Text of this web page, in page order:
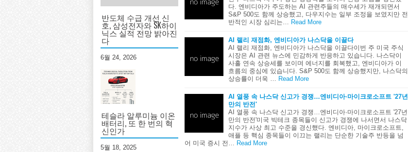
반도체 수급 개선 신
호, 삼성전자와 SK하이
닉스 실적 전망 밝아진
다
6월 24, 2026
테슬라 알루미늄 이온
배터리, 또 한 번의 혁
신인가
5월 18, 2025
다. 엔비디아가 주도하는 AI 관련주들의 매수세가 재개되면서
S&P 500도 함께 상승했고, 다우지수는 일부 조정을 보였지만 전
반적인 시장 심리는…
Read More
AI 랠리 재점화, 엔비디아가 나스닥을 이끌다
AI 랠리 재점화, 엔비디아가 나스닥을 이끌다이번 주 미국 주식
시장은 AI 관련 뉴스에 민감하게 반응하고 있습니다. 나스닥이
사흘 연속 상승세를 보이며 에너지를 회복했고, 엔비디아가 이
흐름의 중심에 있습니다. S&P 500도 함께 상승했지만, 나스닥의
상승률이 더욱 …
Read More
AI 열풍 속 나스닥 신고가 경쟁…엔비디아·마이크로소프트 '27년
만의 반전'
AI 열풍 속 나스닥 신고가 경쟁…엔비디아·마이크로소프트 '27년
만의 반전'미국 빅테크 종목들이 신고가 경쟁에 나서면서 나스닥
지수가 사상 최고 수준을 경신했다. 엔비디아, 마이크로소프트,
애플 등 핵심 종목들이 이끄는 랠리는 단순한 기술주 반등을 넘
어 미국 증시 전…
Read More